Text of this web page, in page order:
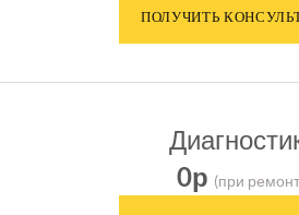
0р (при